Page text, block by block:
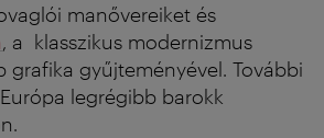
manővereiket és
, a klasszikus modernizmus
gyűjteményével. További
legrégibb barokk